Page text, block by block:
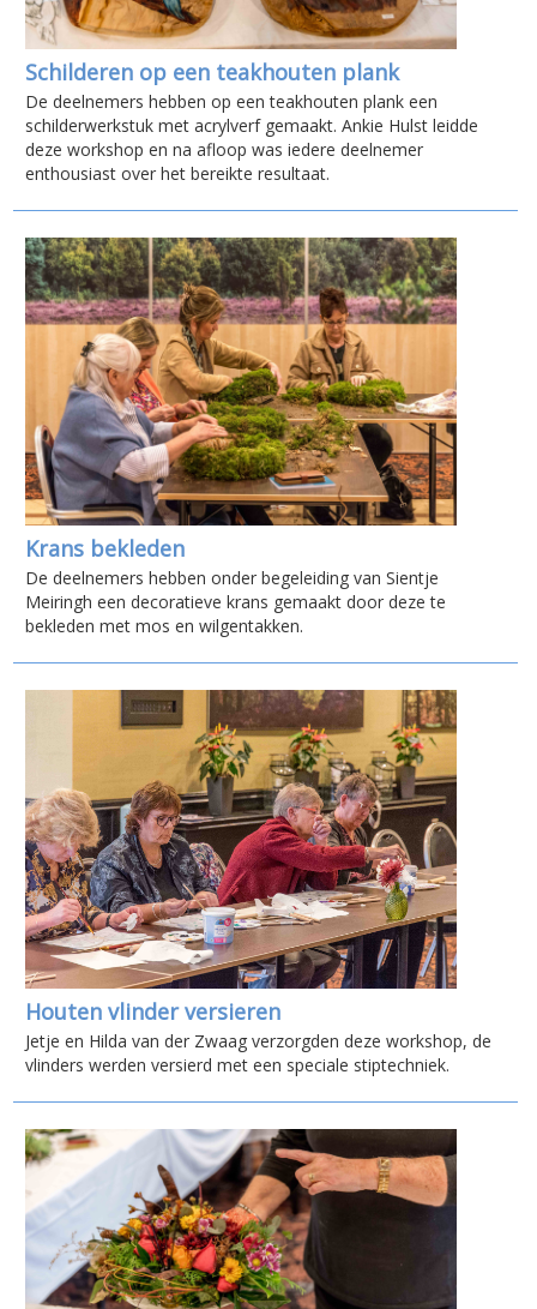
Schilderen op een teakhouten plank
De deelnemers hebben op een teakhouten plank een
schilderwerkstuk met acrylverf gemaakt. Ankie Hulst leidde
deze workshop en na afloop was iedere deelnemer
enthousiast over het bereikte resultaat.
Krans bekleden
De deelnemers hebben onder begeleiding van Sientje
Meiringh een decoratieve krans gemaakt door deze te
bekleden met mos en wilgentakken.
Houten vlinder versieren
Jetje en Hilda van der Zwaag verzorgden deze workshop, de
vlinders werden versierd met een speciale stiptechniek.